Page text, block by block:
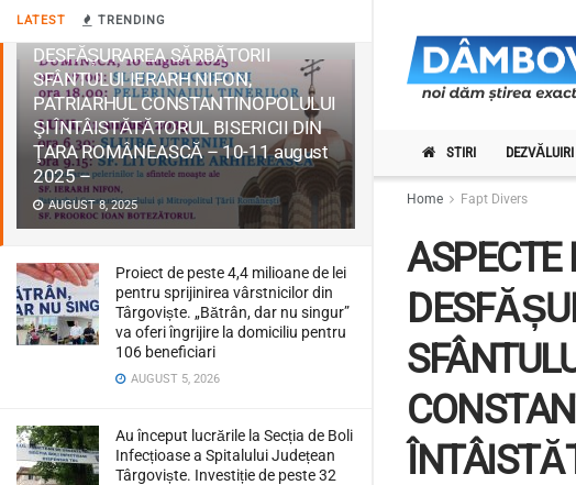
LATEST TRENDING
ASPECTE PRACTICE CU PRIVIRE LA
DESFĂȘURAREA SĂRBĂTORII
SFÂNTULUI IERARH NIFON,
PATRIARHUL CONSTANTINOPOLULUI
ŞI ÎNTÂISTĂTĂTORUL BISERICII DIN
ŢARA ROMÂNEASCĂ – 10-11 august
2025 –
AUGUST 8, 2025
Proiect de peste 4,4 milioane de lei
pentru sprijinirea vârstnicilor din
Târgoviște. „Bătrân, dar nu singur”
va oferi îngrijire la domiciliu pentru
106 beneficiari
AUGUST 5, 2026
Au început lucrările la Secția de Boli
Infecțioase a Spitalului Județean
Târgoviște. Investiție de peste 32
STIRI DEZVĂLUIRI
Home Fapt Divers
ASPECTE